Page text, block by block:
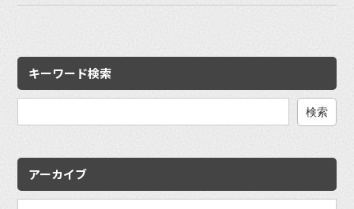
キーワード検索
アーカイブ